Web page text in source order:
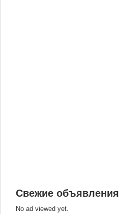
Свежие объявления
No ad viewed yet.